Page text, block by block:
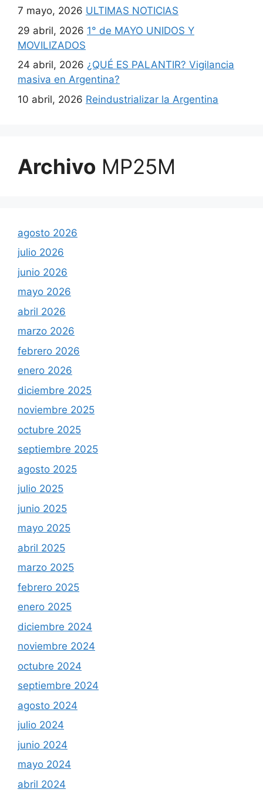
7 mayo, 2026 ULTIMAS NOTICIAS
29 abril, 2026 1° de MAYO UNIDOS Y
MOVILIZADOS
24 abril, 2026 ¿QUÉ ES PALANTIR? Vigilancia
masiva en Argentina?
10 abril, 2026 Reindustrializar la Argentina
Archivo MP25M
agosto 2026
julio 2026
junio 2026
mayo 2026
abril 2026
marzo 2026
febrero 2026
enero 2026
diciembre 2025
noviembre 2025
octubre 2025
septiembre 2025
agosto 2025
julio 2025
junio 2025
mayo 2025
abril 2025
marzo 2025
febrero 2025
enero 2025
diciembre 2024
noviembre 2024
octubre 2024
septiembre 2024
agosto 2024
julio 2024
junio 2024
mayo 2024
abril 2024